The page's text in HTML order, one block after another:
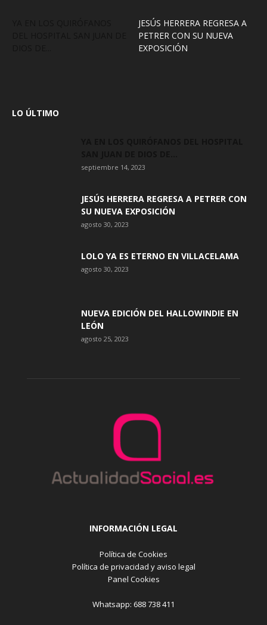
JESÚS HERRERA REGRESA A
PETRER CON SU NUEVA
EXPOSICIÓN
LO ÚLTIMO
septiembre 14, 2023
JESÚS HERRERA REGRESA A PETRER CON
SU NUEVA EXPOSICIÓN
agosto 30, 2023
LOLO YA ES ETERNO EN VILLACELAMA
agosto 30, 2023
NUEVA EDICIÓN DEL HALLOWINDIE EN
LEÓN
agosto 25, 2023
INFORMACIÓN LEGAL
Política de Cookies
Política de privacidad y aviso legal
Panel Cookies
Whatsapp: 688 738 411